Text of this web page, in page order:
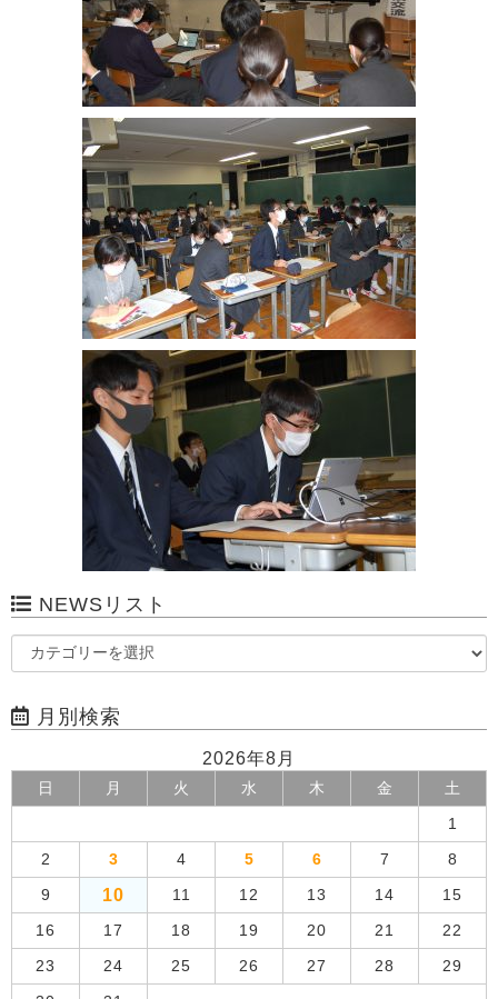
NEWSリスト
月別検索
2026年8月
日 月 火 水 木 金 土
1
2 3 4 5 6 7 8
9 10 11 12 13 14 15
16 17 18 19 20 21 22
23 24 25 26 27 28 29